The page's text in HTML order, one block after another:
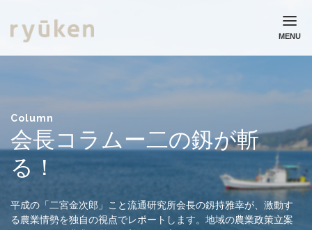
業務実績
コラム
ニュース
採用情報
お問い合わせ
個人情報保護方針
MENU
Column
会長コラムー二の釼が斬
る！
平成の「二宮金次郎」こと流通研究所会長の釼持雅幸が、激動す
る農業情勢を独自の視点でレポートします。地域の農業政策立案